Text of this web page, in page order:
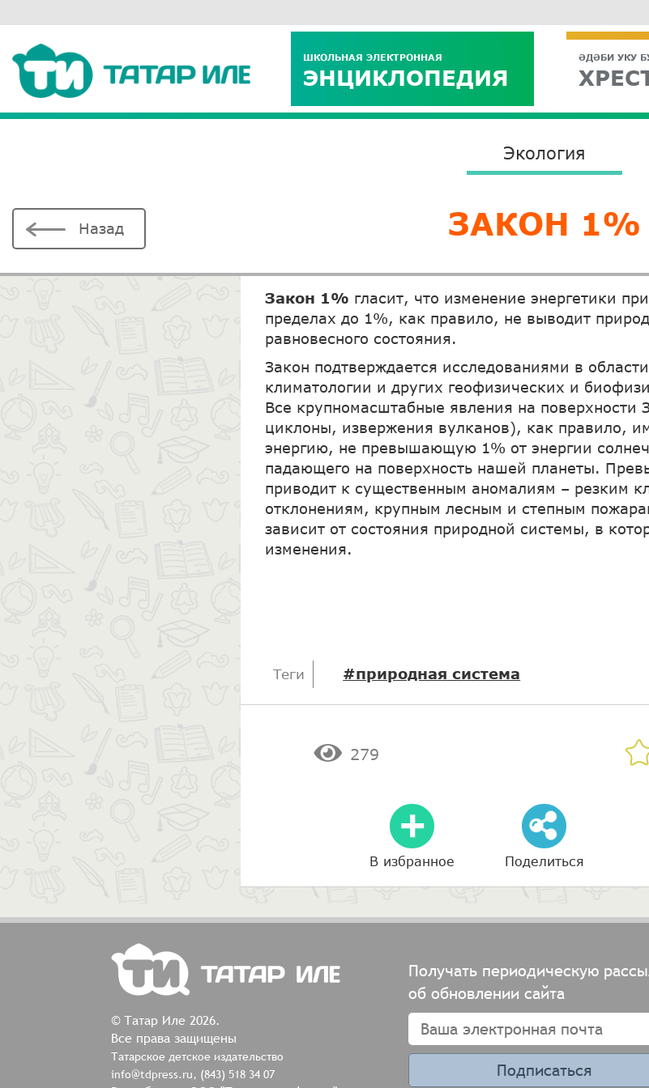
ШКОЛЬНАЯ ЭЛЕКТРОННАЯ
ЭНЦИКЛОПЕДИЯ
ӘДӘБИ УКУ
Назад
Экология
ЗАКОН 1%
Закон 1% гласит, что изменение энергетики
пределах до 1%, как правило, не выводит
равновесного состояния.
Закон подтверждается исследованиями в
климатологии и других геофизических и
Все крупномасштабные явления на
циклоны, извержения вулканов), как правило,
энергию, не превышающую 1% от энергии
падающего на поверхность нашей планеты.
приводит к существенным аномалиям – резким
отклонениям, крупным лесным и степным
зависит от состояния природной системы, в
изменения.
Теги #природная система
279
В избранное Поделиться
© Татар Иле 2026.
Все права защищены
Татарское детское издательство
info@tdpress.ru, (843) 518 34 07
Получать периодическую
об обновлении сайта
Подписаться